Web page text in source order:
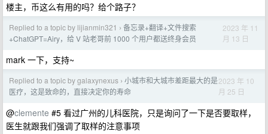
楼主，币这么有用的吗？给个路子？
Replied to a topic by lijianmin321 › 备忘录+翻译+文件搜索
+ChatGPT=Airy，给 V 站老哥前 1000 个用户都送终身会员
2023 年 11
月 13 日
mark 一下，支持~
Replied to a topic by galaxynexus › 小城市和大城市差距最大的是
医疗，这是致命的，直接决定你的寿命
2023 年 10
月 25 日
@clemente #5 看过广州的儿科医院，只是询问了一下是否要取样，
医生就跟我们强调了取样的注意事项